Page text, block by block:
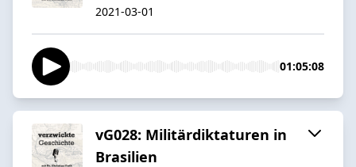
2021-03-01
01:05:08
vG028: Militärdiktaturen in
Brasilien